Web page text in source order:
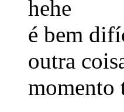
hehe
é bem
outra
momento